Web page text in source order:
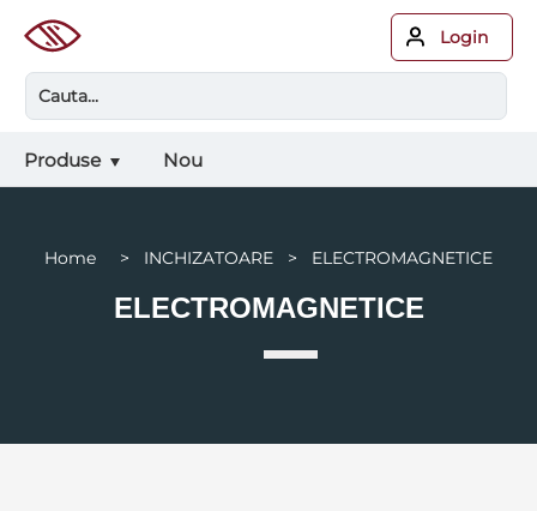
Login
Produse Nou
Home > INCHIZATOARE > ELECTROMAGNETICE
ELECTROMAGNETICE